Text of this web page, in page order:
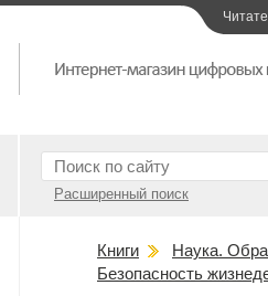
Расширенный поиск
Книги
Наука.
Безопасность